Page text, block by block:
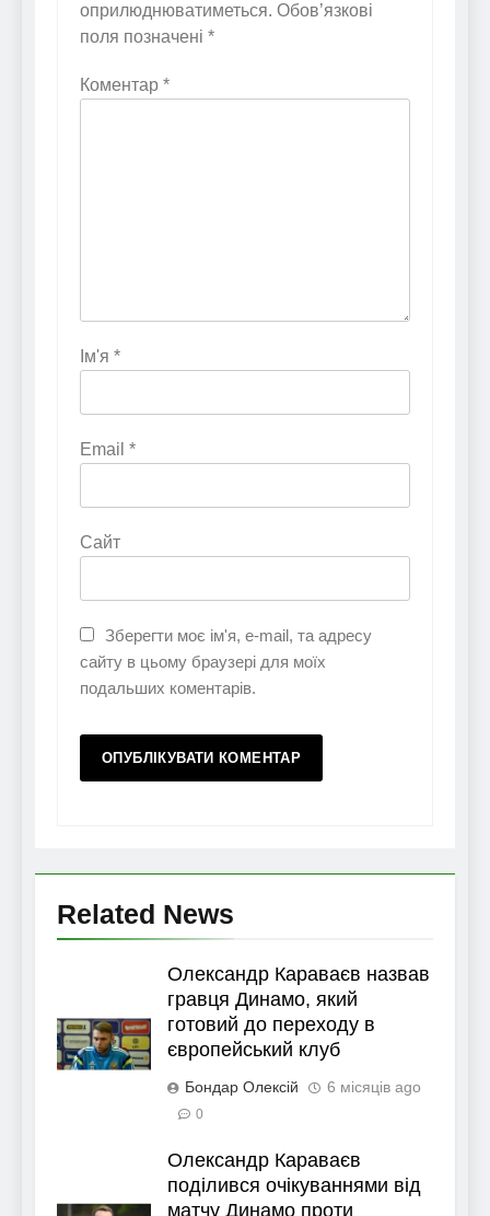
оприлюднюватиметься. Обов’язкові
поля позначені *
Коментар *
Ім'я *
Email *
Сайт
Зберегти моє ім'я, e-mail, та адресу
сайту в цьому браузері для моїх
подальших коментарів.
Related News
Олександр Караваєв назвав
гравця Динамо, який
готовий до переходу в
європейський клуб
Бондар Олексій 6 місяців ago
0
Олександр Караваєв
поділився очікуваннями від
матчу Динамо проти